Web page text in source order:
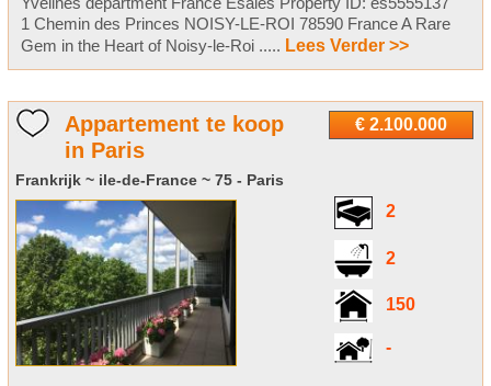
1 Chemin des Princes NOISY-LE-ROI 78590 France A Rare
Gem in the Heart of Noisy-le-Roi ..... Lees Verder >>
€ 2.100.000
Appartement te koop
in Paris
Frankrijk ~ ile-de-France ~ 75 - Paris
2
2
150
-